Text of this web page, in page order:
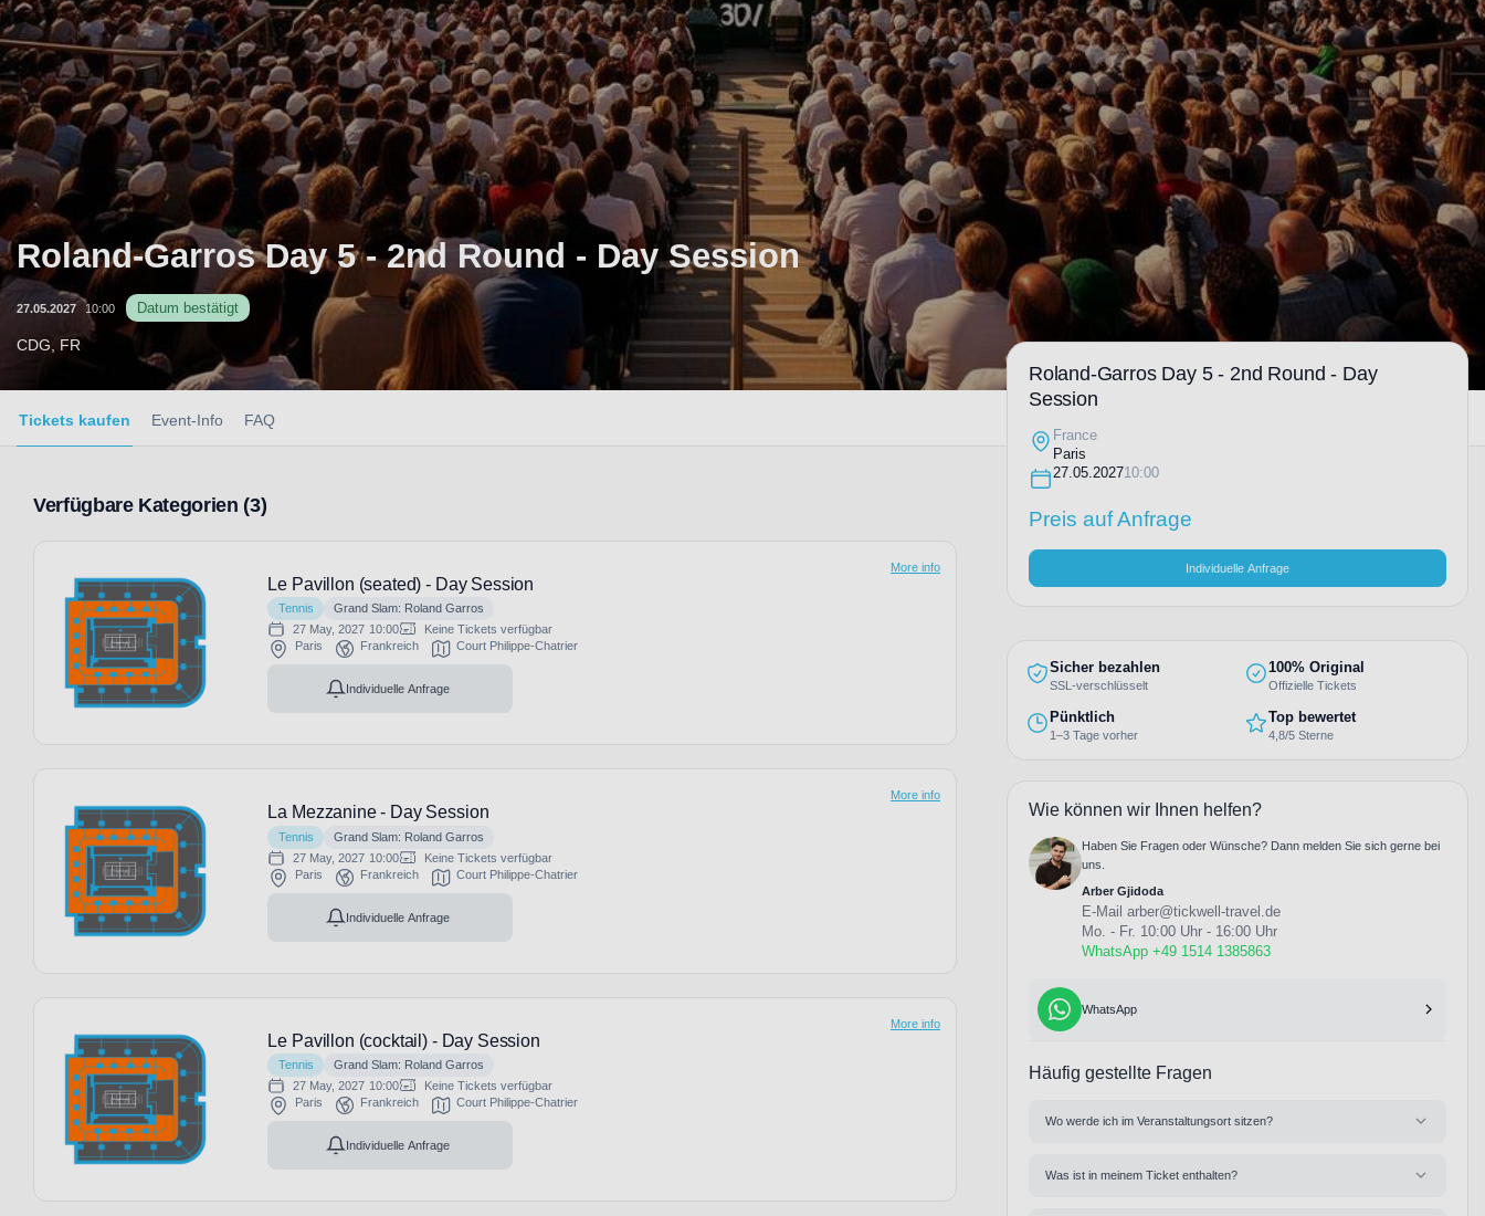
Roland-Garros Day 5 - 2nd Round - Day Session
27.05.2027 10:00 Datum bestätigt
CDG, FR
Tickets kaufen Event-Info FAQ
Verfügbare Kategorien (3)
Le Pavillon (seated) - Day Session
Tennis
Grand Slam: Roland Garros
27 May, 2027 10:00
Keine Tickets verfügbar
Paris
Frankreich Court Philippe-Chatrier
Individuelle Anfrage
More info
La Mezzanine - Day Session
Tennis
Grand Slam: Roland Garros
27 May, 2027 10:00
Keine Tickets verfügbar
Paris
Frankreich Court Philippe-Chatrier
Individuelle Anfrage
More info
Le Pavillon (cocktail) - Day Session
Tennis
Grand Slam: Roland Garros
27 May, 2027 10:00
Keine Tickets verfügbar
Paris
Frankreich Court Philippe-Chatrier
Individuelle Anfrage
More info
Roland-Garros Day 5 - 2nd Round - Day
Session
France
Paris
27.05.202710:00
Preis auf Anfrage
Individuelle Anfrage
Sicher bezahlen
SSL-verschlüsselt
100% Original
Offizielle Tickets
Pünktlich
1–3 Tage vorher
Top bewertet
4,8/5 Sterne
Wie können wir Ihnen helfen?
Haben Sie Fragen oder Wünsche? Dann melden Sie sich gerne bei
uns.
Arber Gjidoda
E-Mail arber@tickwell-travel.de
Mo. - Fr. 10:00 Uhr - 16:00 Uhr
WhatsApp +49 1514 1385863
WhatsApp
Häufig gestellte Fragen
Wo werde ich im Veranstaltungsort sitzen?
Was ist in meinem Ticket enthalten?